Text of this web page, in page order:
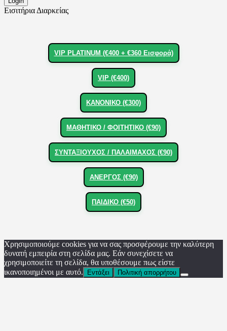
Εισιτήρια Διαρκείας
VIP PLATINUM (€400 + €360 Εισφορά)
VIP (€400)
ΚΑΝΟΝΙΚΟ (€300)
ΜΑΘΗΤΙΚΟ / ΦΟΙΤΗΤΙΚΟ (€90)
ΣΥΝΤΑΞΙΟΥΧΟΣ / ΠΑΛΑΙΜΑΧΟΣ (€90)
ΑΝΕΡΓΟΣ (€90)
ΠΑΙΔΙΚΟ (€50)
Χρησιμοποιούμε cookies για να σας προσφέρουμε την καλύτερη
δυνατή εμπειρία στη σελίδα μας. Εάν συνεχίσετε να
χρησιμοποιείτε τη σελίδα, θα υποθέσουμε πως είστε
ικανοποιημένοι με αυτό.
Εντάξει Πολιτική απορρήτου